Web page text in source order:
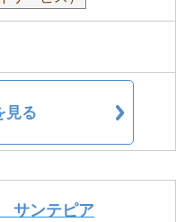
見る
サンテピア